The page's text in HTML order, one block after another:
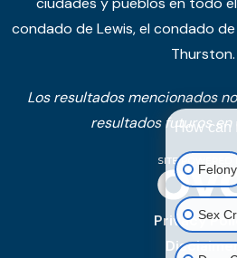
condado de Lewis, el condado
Thurston.
Los resultados mencionados
resultados futuros en
Privacy
How can
Felony
Sex